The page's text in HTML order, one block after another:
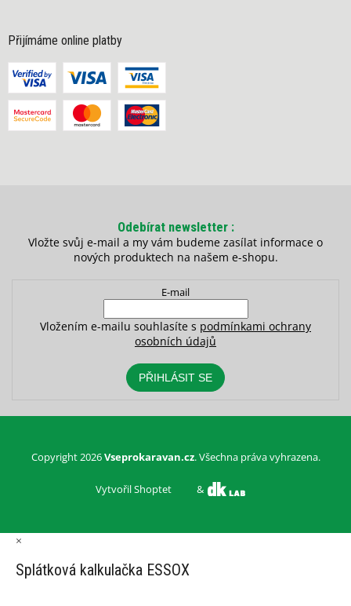
Přijímáme online platby
Odebírat newsletter
Vložte svůj e-mail a my vám budeme zasílat informace o
nových produktech na našem e-shopu.
E-mail
Vložením e-mailu souhlasíte s podmínkami ochrany
osobních údajů
PŘIHLÁSIT SE
Vytvořil Shoptet &
Copyright 2026Vseprokaravan.cz. Všechna práva vyhrazena.
×
Splátková kalkulačka ESSOX